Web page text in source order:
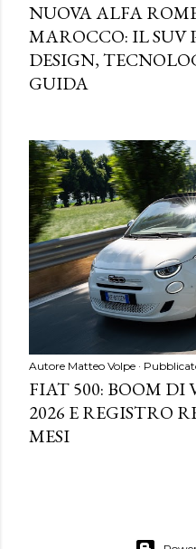
NUOVA ALFA
MAROCCO: IL
DESIGN,
GUIDA
Autore Matteo Volpe
FIAT 500: BOOM
2026 E REGISTRO
MESI